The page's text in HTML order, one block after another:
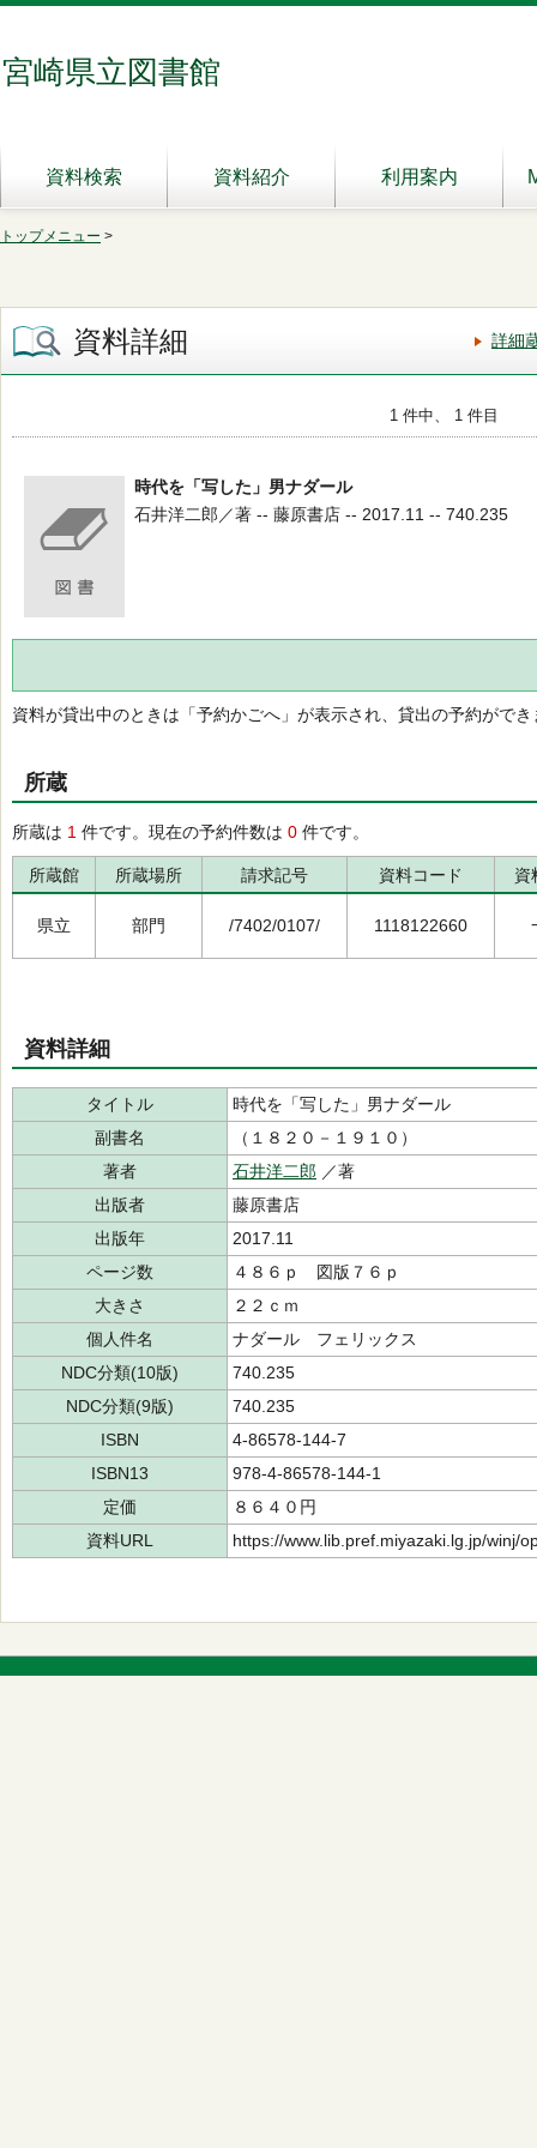
宮崎県立図書館
資料検索 資料紹介 利用案内
トップメニュー >
資料詳細 詳細
1 件中、 1 件目
時代を「写した」男ナダール
石井洋二郎／著 -- 藤原書店 -- 2017.11 -- 740.235
資料が貸出中のときは「予約かごへ」が表示され、貸出の予約ができ
所蔵
所蔵は 1 件です。現在の予約件数は 0 件です。
所蔵館 所蔵場所 請求記号 資料コード 資
県立 部門 /7402/0107/ 1118122660
資料詳細
タイトル
時代を「写した」男ナダール
副書名
（１８２０－１９１０）
著者
石井洋二郎 ／著
出版者
藤原書店
出版年
2017.11
ページ数
４８６ｐ 図版７６ｐ
大きさ
２２ｃｍ
個人件名
ナダール フェリックス
NDC分類(10版)
740.235
NDC分類(9版)
740.235
ISBN
4-86578-144-7
ISBN13
978-4-86578-144-1
定価
８６４０円
資料URL
https://www.lib.pref.miyazaki.lg.jp/winj/